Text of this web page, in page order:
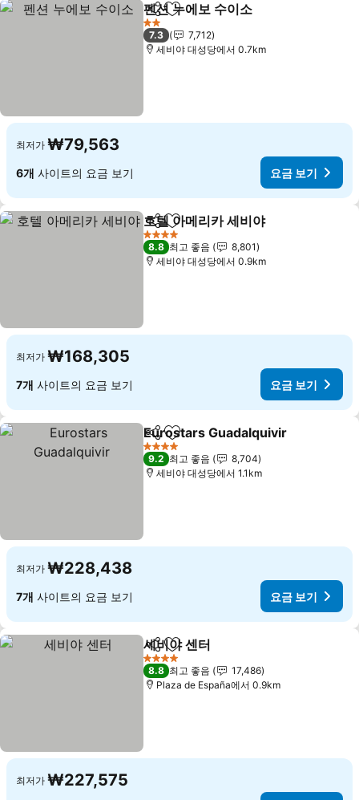
공유 즐겨찾기에 추가
펜션 누에보 수이소
2 성급
7.3
7,712
세비야 대성당에서 0.7km
최저가 ₩79,563
6개 사이트의 요금 보기 요금 보기
공유 즐겨찾기에 추가
호텔 아메리카 세비야
4 성급
8.8 최고 좋음
8,801
세비야 대성당에서 0.9km
최저가 ₩168,305
7개 사이트의 요금 보기 요금 보기
공유 즐겨찾기에 추가
Eurostars Guadalquivir
4 성급
9.2 최고 좋음
8,704
세비야 대성당에서 1.1km
최저가 ₩228,438
7개 사이트의 요금 보기 요금 보기
공유 즐겨찾기에 추가
세비야 센터
4 성급
8.8 최고 좋음
17,486
Plaza de España에서 0.9km
최저가 ₩227,575